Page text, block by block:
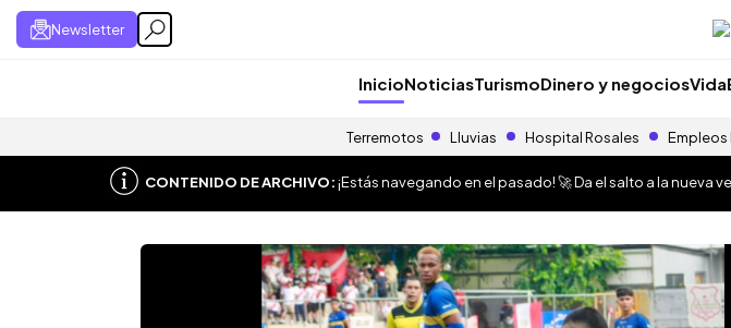
Newsletter
InicioNoticiasTurismoDinero y negociosVida
Terremotos Lluvias Hospital Rosales Empleos
CONTENIDO DE ARCHIVO:¡Estás navegando en el pasado! 🚀 Da el salto a la nueva